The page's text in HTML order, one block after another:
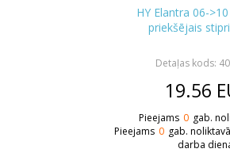
HY Elantra 06-
priekšējais
Detaļas kods:
19.56
Pieejams 0 gab.
Pieejams 0 gab.
darba